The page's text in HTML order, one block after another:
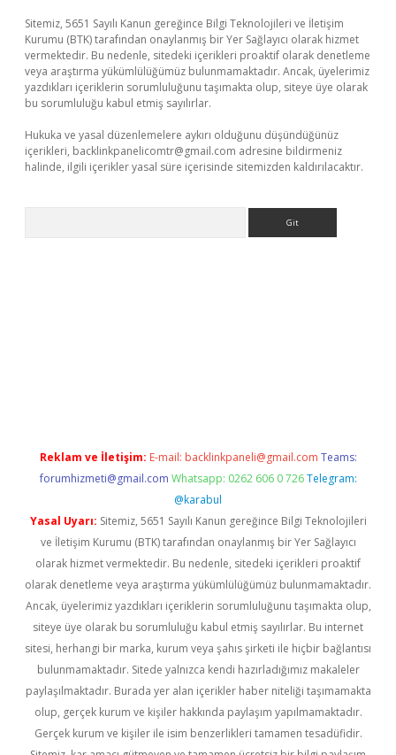
Sitemiz, 5651 Sayılı Kanun gereğince Bilgi Teknolojileri ve İletişim
Kurumu (BTK) tarafından onaylanmış bir Yer Sağlayıcı olarak hizmet
vermektedir. Bu nedenle, sitedeki içerikleri proaktif olarak denetleme
veya araştırma yükümlülüğümüz bulunmamaktadır. Ancak, üyelerimiz
yazdıkları içeriklerin sorumluluğunu taşımakta olup, siteye üye olarak
bu sorumluluğu kabul etmiş sayılırlar.
Hukuka ve yasal düzenlemelere aykırı olduğunu düşündüğünüz
içerikleri, backlinkpanelicomtr@gmail.com adresine bildirmeniz
halinde, ilgili içerikler yasal süre içerisinde sitemizden kaldırılacaktır.
Reklam ve İletişim: E-mail: backlinkpaneli@gmail.com Teams:
forumhizmeti@gmail.com Whatsapp: 0262 606 0 726 Telegram:
@karabul
Yasal Uyarı: Sitemiz, 5651 Sayılı Kanun gereğince Bilgi Teknolojileri
ve İletişim Kurumu (BTK) tarafından onaylanmış bir Yer Sağlayıcı
olarak hizmet vermektedir. Bu nedenle, sitedeki içerikleri proaktif
olarak denetleme veya araştırma yükümlülüğümüz bulunmamaktadır.
Ancak, üyelerimiz yazdıkları içeriklerin sorumluluğunu taşımakta olup,
siteye üye olarak bu sorumluluğu kabul etmiş sayılırlar. Bu internet
sitesi, herhangi bir marka, kurum veya şahıs şirketi ile hiçbir bağlantısı
bulunmamaktadır. Sitede yalnızca kendi hazırladığımız makaleler
paylaşılmaktadır. Burada yer alan içerikler haber niteliği taşımamakta
olup, gerçek kurum ve kişiler hakkında paylaşım yapılmamaktadır.
Gerçek kurum ve kişiler ile isim benzerlikleri tamamen tesadüfidir.